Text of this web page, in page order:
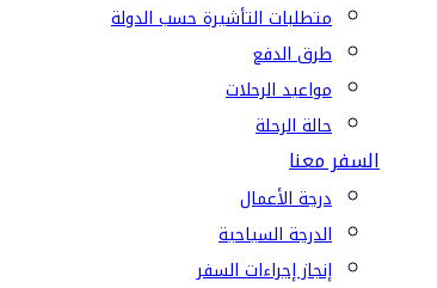
متطلبات التأشيرة حسب الدولة
طرق الدفع
مواعيد الرحلات
حالة الرحلة
السفر معنا
درجة الأعمال
الدرجة السياحية
إنجاز إجراءات السفر